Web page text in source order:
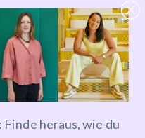
heraus, wie du